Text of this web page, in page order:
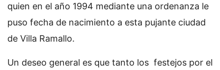
quien en el año 1994 mediante una ordenanza le
puso fecha de nacimiento a esta pujante ciudad
de Villa Ramallo.
Un deseo general es que tanto los festejos por el